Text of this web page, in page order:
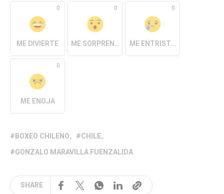
0
ME DIVIERTE
0
ME SORPRENDE
0
ME ENTRISTECE
0
ME ENOJA
BOXEO CHILENO
CHILE
GONZALO MARAVILLA FUENZALIDA
SHARE